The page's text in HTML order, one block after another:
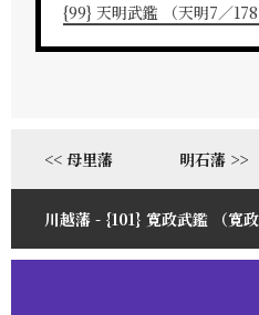
{99} 天明武鑑 （天明7／
<< 母里藩 明石藩 >>
川越藩 - {101} 寛政武鑑 （寛